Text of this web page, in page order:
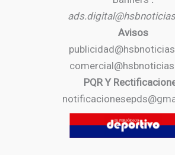
Avisos
PQR Y